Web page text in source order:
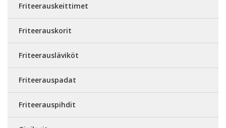
Friteerauskeittimet
Friteerauskorit
Friteerausläviköt
Friteerauspadat
Friteerauspihdit